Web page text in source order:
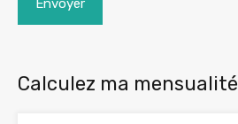
Envoyer
Calculez ma mensualité